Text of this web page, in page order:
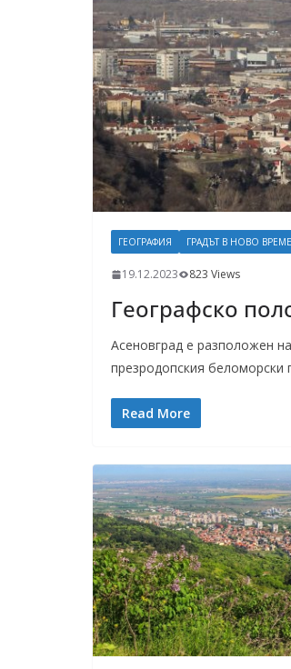
ГЕОГРАФИЯ ГРАДЪТ В НОВО ВРЕМЕ
19.12.2023 823 Views
Географско
Асеновград е разположен
презродопския беломорски
Read More